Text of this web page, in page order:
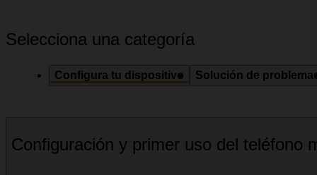
Selecciona una categoría
Configura tu dispositivo Solución de
Configuración y primer uso del teléfono